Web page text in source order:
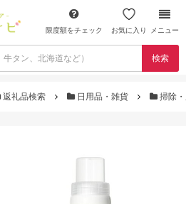
限度額をチェック お気に入り メニュー
検索
返礼品検索 日用品・雑貨 掃除